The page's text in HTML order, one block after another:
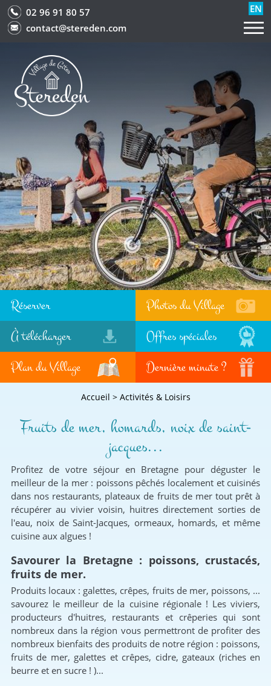
02 96 91 80 57
contact@stereden.com
EN
Réserver
Photos du Village
À télécharger
Offres spéciales
Plan du Village
Dernière minute ?
Accueil > Activités & Loisirs
Fruits de mer, homards, noix de saint-
jacques...
Profitez de votre séjour en Bretagne pour déguster le
meilleur de la mer : poissons pêchés localement et cuisinés
dans nos restaurants, plateaux de fruits de mer tout prêt à
récupérer au vivier voisin, huitres directement sorties de
l'eau, noix de Saint-Jacques, ormeaux, homards, et même
cuisine aux algues !
Savourer la Bretagne : poissons, crustacés,
fruits de mer.
Produits locaux : galettes, crêpes, fruits de mer, poissons, ...
savourez le meilleur de la cuisine régionale ! Les viviers,
producteurs d'huitres, restaurants et crêperies qui sont
nombreux dans la région vous permettront de profiter des
nombreux bienfaits des produits de notre région : poissons,
fruits de mer, galettes et crêpes, cidre, gateaux (riches en
beurre et en sucre ! )...